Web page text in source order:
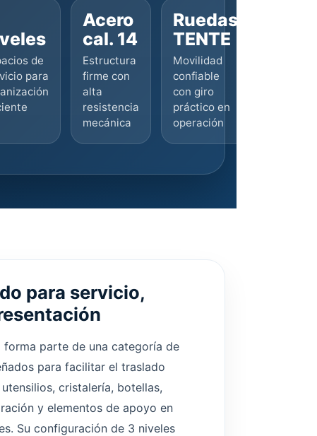
de
para
Acero
cal. 14
Estructura
firme con
alta
resistencia
mecánica
Ruedas
TENTE
Movilidad
confiable
con giro
práctico en
operación
para servicio,
parte de una categoría de
para facilitar el traslado
cristalería, botellas,
y elementos de apoyo en
Su configuración de 3 niveles